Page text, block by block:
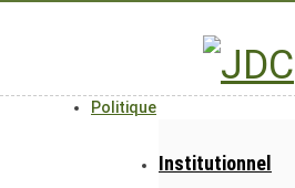
Politique
Institutionnel